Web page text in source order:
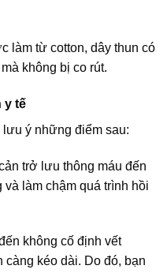
làm từ cotton, dây thun có
không bị co rút.
y tế
ý những điểm sau:
trở lưu thông máu đến
làm chậm quá trình hồi
không cố định vết
kéo dài. Do đó, bạn